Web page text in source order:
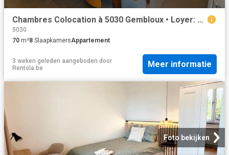
Chambres Colocation à 5030 Gembloux • Loyer: 465 €
5030
70 m²8 SlaapkamersAppartement
3 weken geleden aangeboden door
Rentola.be
Meer informatie
Foto bekijken